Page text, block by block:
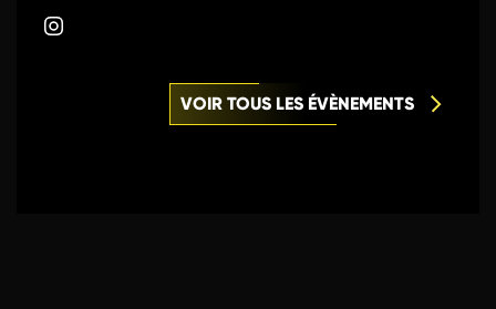
VOIR TOUS LES ÉVÈNEMENTS